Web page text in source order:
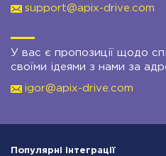
support@apix-drive.com
У вас є пропозиції щодо
своїми ідеями з нами за
igor@apix-drive.com
Популярні інтеграції